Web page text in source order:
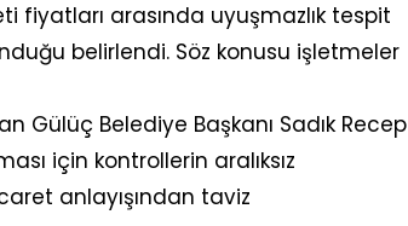
arasında uyuşmazlık tespit
belirlendi. Söz konusu işletmeler
Gülüç Belediye Başkanı Sadık Recep
için kontrollerin aralıksız
anlayışından taviz